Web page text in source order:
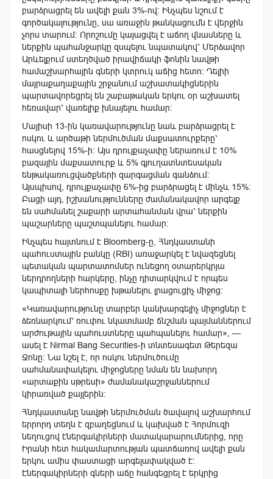
բարձրացրել են ավելի քան 3%-ով։ Ինչպես նշում է
գործակալությունը, սա առաջին թանկացումն է վերջին
չորս տարում։ Որոշումը կայացվել է աճող վնասները և
ներքին պահանջարկը զսպելու նպատակով՝ Մերձավոր
Արևելքում ստեղծված իրավիճակի ֆոնին նավթի
համաշխարհային գների կտրուկ աճից հետո։ Դելիի
մայրաքաղաքային շրջանում աշխատակիցներին
պարտավորեցրել են շաբաթական երկու օր աշխատել
հեռավար՝ վառելիք խնայելու համար։
Մայիսի 13-ին կառավարությունը նաև բարձրացրել է
ոսկու և արծաթի ներմուծման մաքսատուրքերը՝
հասցնելով 15%-ի։ Այս դրույքաչափը ներառում է 10%
բազային մաքսատուրք և 5% գյուղատնտեսական
ենթակառուցվածքների զարգացման գանձում։
Այսպիսով, դրույքաչափը 6%-ից բարձրացել է մինչև 15%։
Բացի այդ, իշխանությունները ժամանակավոր արգելք
են սահմանել շաքարի արտահանման վրա՝ ներքին
պաշարները պաշտպանելու համար։
Ինչպես հայտնում է Bloomberg-ը, Հնդկաստանի
պահուստային բանկը (RBI) առաջարկել է նվազեցնել
պետական պարտատոմսեր ունեցող օտարերկրյա
ներդրողների հարկերը, ինչը դիտարկվում է որպես
կապիտալի ներհոսքը խթանելու լրացուցիչ միջոց։
«Կառավարությունը տարբեր կանխարգելիչ միջոցներ է
ձեռնարկում՝ ռուփու նկատմամբ ճնշման պայմաններում
արժութային պահուստները պահպանելու համար», —
ասել է Nirmal Bang Securities-ի տնտեսագետ Թերեզա
Ջոնը։ Նա նշել է, որ ոսկու ներմուծումը
սահմանափակելու միջոցները նման են նախորդ
«արտաքին սթրեսի» ժամանակաշրջաններում
կիրառված քայլերին։
Հնդկաստանը նավթի ներմուծման ծավալով աշխարհում
երրորդ տեղն է զբաղեցնում և կախված է Հորմուզի
նեղուցով էներգակիրների մատակարարումներից, որը
Իրանի հետ հակամարտության պատճառով ավելի քան
երկու ամիս փաստացի արգելափակված է։
Էներգակիրների գների աճը հանգեցրել է երկրից